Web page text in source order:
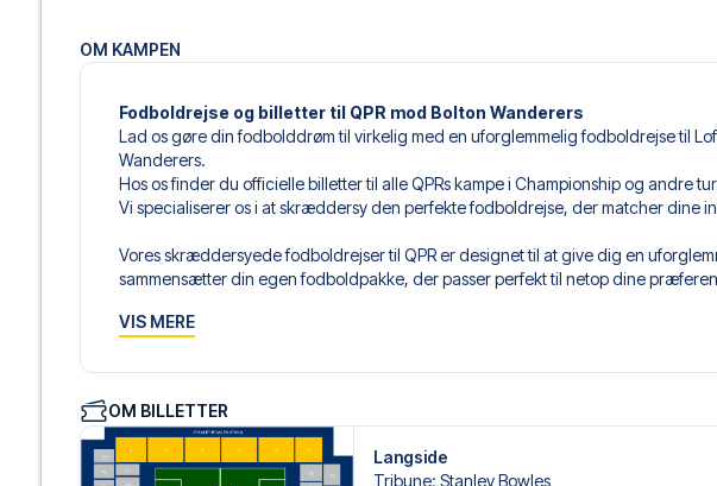
OM KAMPEN
Fodboldrejse og billetter til QPR mod Bolton Wanderers
Lad os gøre din fodbolddrøm til virkelig med en uforglemmelig fodboldrejse til
Wanderers.
Hos os finder du officielle billetter til alle QPRs kampe i Championship og andre
Vi specialiserer os i at skræddersy den perfekte fodboldrejse, der matcher dine
Vores skræddersyede fodboldrejser til QPR er designet til at give dig en
sammensætter din egen fodboldpakke, der passer perfekt til netop dine
det er en hospitality-billet. En hospitality-billet, er en billet, hvor der er mere
du vælger billettypen, og på dine rejsedokumenter.
Vi tilbyder et bredt udvalg af håndplukkede hoteller i London, der passer til
VIS MERE
OM BILLETTER
Langside
Tribune: Stanley Bowles